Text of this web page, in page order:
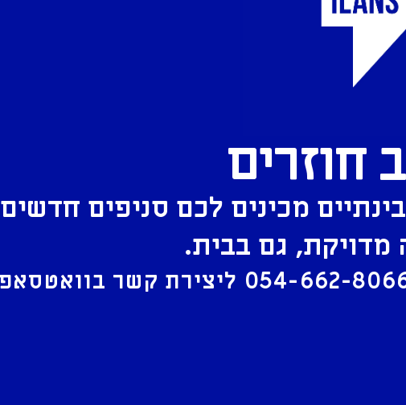
חוזרים
מכינים לכם סניפים חדשים
מדויקת, גם בבית.
054-662-